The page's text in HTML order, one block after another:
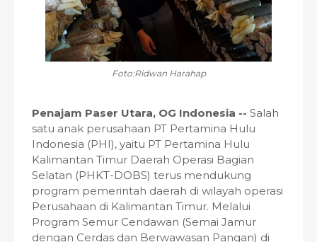
Foto:Ridwan Harahap
Penajam Paser Utara, OG Indonesia -- Salah
satu anak perusahaan PT Pertamina Hulu
Indonesia (PHI), yaitu PT Pertamina Hulu
Kalimantan Timur Daerah Operasi Bagian
Selatan (PHKT-DOBS) terus mendukung
program pemerintah daerah di wilayah operasi
Perusahaan di Kalimantan Timur. Melalui
Program Semur Cendawan (Semai Jamur
dengan Cerdas dan Berwawasan Pangan) di